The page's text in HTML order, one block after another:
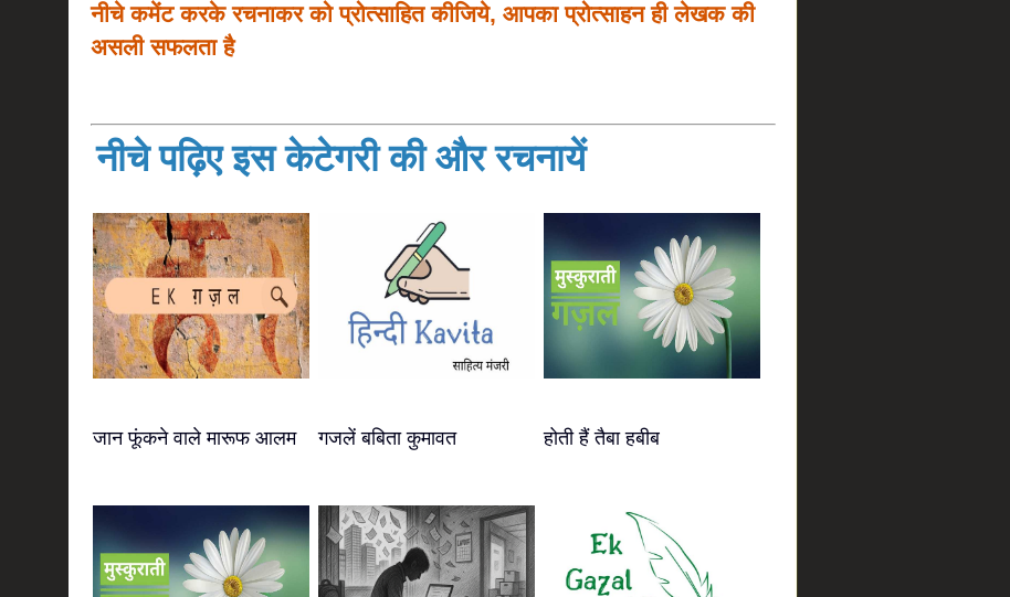
नीचे कमेंट करके रचनाकर को प्रोत्साहित कीजिये, आपका प्रोत्साहन ही लेखक की
असली सफलता है
नीचे पढ़िए इस केटेगरी की और रचनायें
जान फूंकने वाले मारूफ आलम गजलें बबिता कुमावत होती हैं तैबा हबीब